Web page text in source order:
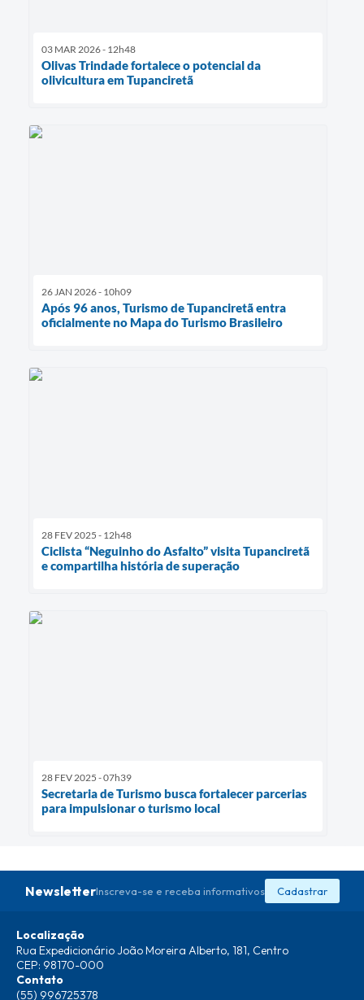
03 MAR 2026 - 12h48
Olivas Trindade fortalece o potencial da
olivicultura em Tupanciretã
26 JAN 2026 - 10h09
Após 96 anos, Turismo de Tupanciretã entra
oficialmente no Mapa do Turismo Brasileiro
28 FEV 2025 - 12h48
Ciclista “Neguinho do Asfalto” visita Tupanciretã
e compartilha história de superação
28 FEV 2025 - 07h39
Secretaria de Turismo busca fortalecer parcerias
para impulsionar o turismo local
NewsletterInscreva-se e receba informativos Cadastrar
Localização
Rua Expedicionário João Moreira Alberto, 181, Centro
CEP: 98170-000
Contato
(55) 996725378